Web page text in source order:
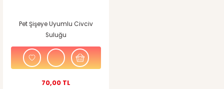
Pet Şişeye Uyumlu Civciv
Suluğu
70,00 TL